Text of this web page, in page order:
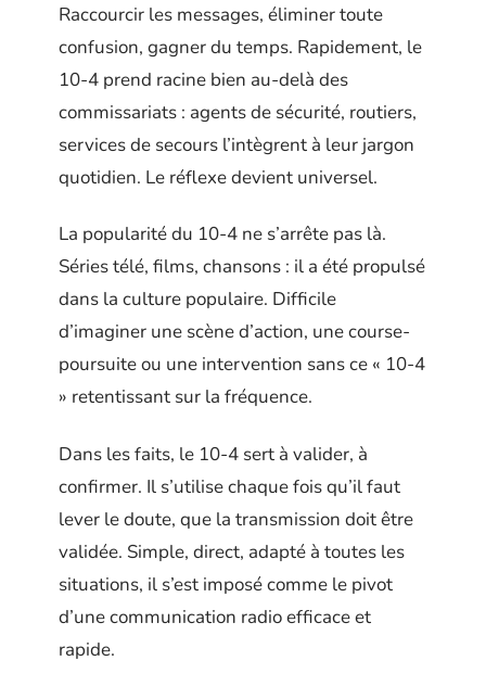
Raccourcir les messages, éliminer toute
confusion, gagner du temps. Rapidement, le
10-4 prend racine bien au-delà des
commissariats : agents de sécurité, routiers,
services de secours l’intègrent à leur jargon
quotidien. Le réflexe devient universel.
La popularité du 10-4 ne s’arrête pas là.
Séries télé, films, chansons : il a été propulsé
dans la culture populaire. Difficile
d’imaginer une scène d’action, une course-
poursuite ou une intervention sans ce « 10-4
» retentissant sur la fréquence.
Dans les faits, le 10-4 sert à valider, à
confirmer. Il s’utilise chaque fois qu’il faut
lever le doute, que la transmission doit être
validée. Simple, direct, adapté à toutes les
situations, il s’est imposé comme le pivot
d’une communication radio efficace et
rapide.